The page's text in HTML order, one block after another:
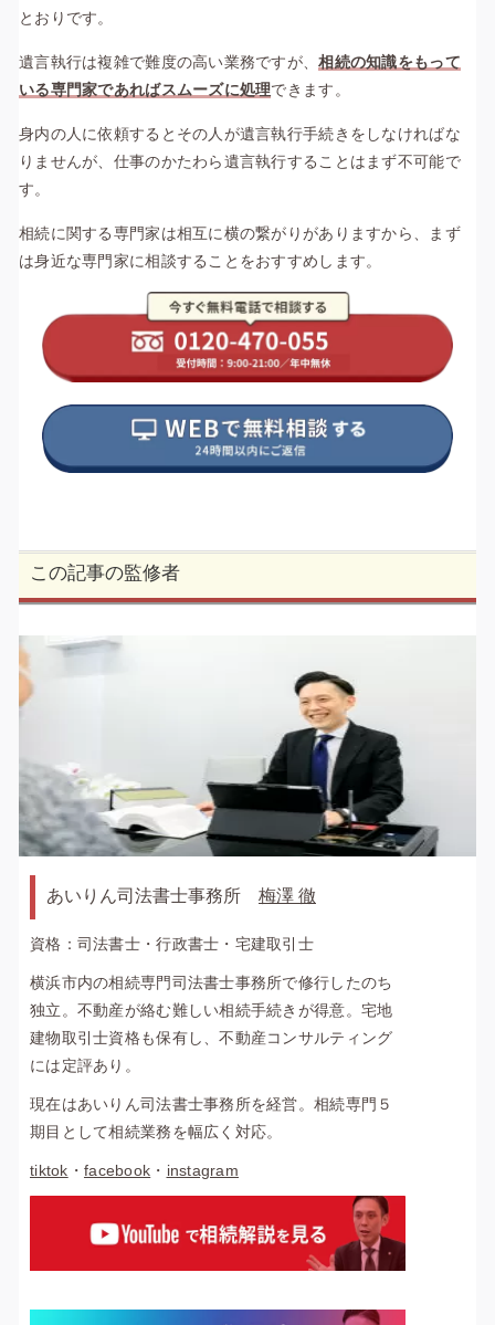
とおりです。
遺言執行は複雑で難度の高い業務ですが、相続の知識をもって
いる専門家であればスムーズに処理できます。
身内の人に依頼するとその人が遺言執行手続きをしなければな
りませんが、仕事のかたわら遺言執行することはまず不可能で
す。
相続に関する専門家は相互に横の繋がりがありますから、まず
は身近な専門家に相談することをおすすめします。
この記事の監修者
あいりん司法書士事務所 梅澤 徹
資格：司法書士・行政書士・宅建取引士
横浜市内の相続専門司法書士事務所で修行したのち
独立。不動産が絡む難しい相続手続きが得意。宅地
建物取引士資格も保有し、不動産コンサルティング
には定評あり。
現在はあいりん司法書士事務所を経営。相続専門５
期目として相続業務を幅広く対応。
tiktok ・ facebook ・ instagram
0120-470-055 WEBで相談する